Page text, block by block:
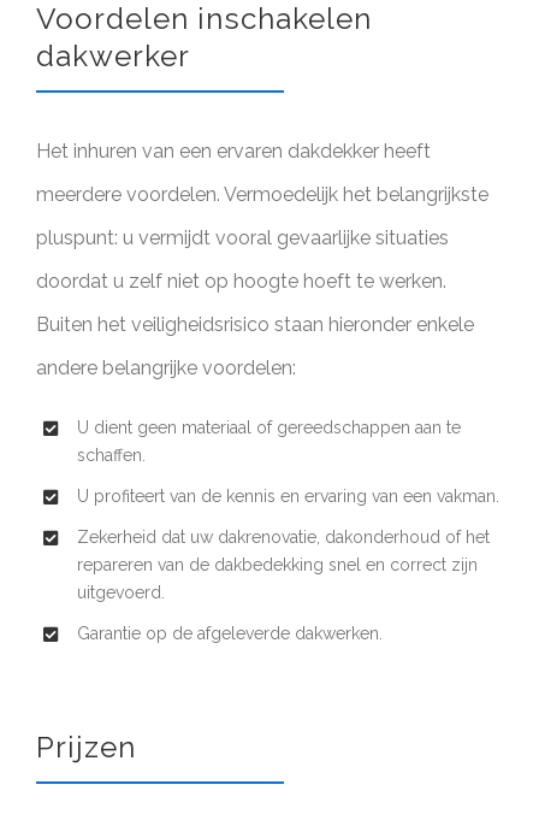
Voordelen inschakelen
dakwerker
Het inhuren van een ervaren dakdekker heeft
meerdere voordelen. Vermoedelijk het belangrijkste
pluspunt: u vermijdt vooral gevaarlijke situaties
doordat u zelf niet op hoogte hoeft te werken.
Buiten het veiligheidsrisico staan hieronder enkele
andere belangrijke voordelen:
U dient geen materiaal of gereedschappen aan te
schaffen.
U profiteert van de kennis en ervaring van een vakman.
Zekerheid dat uw dakrenovatie, dakonderhoud of het
repareren van de dakbedekking snel en correct zijn
uitgevoerd.
Garantie op de afgeleverde dakwerken.
Prijzen